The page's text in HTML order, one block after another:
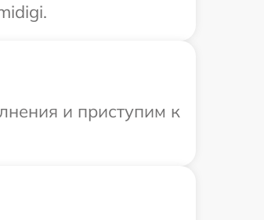
и приступим к